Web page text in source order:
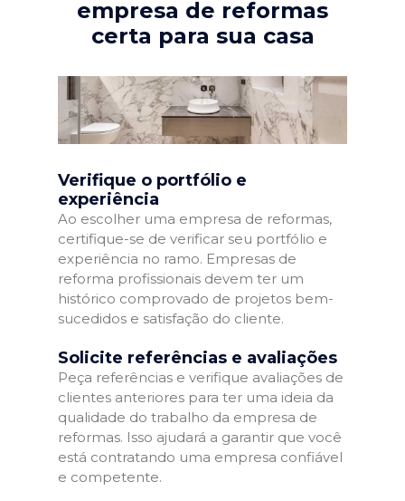
empresa de reformas
certa para sua casa
Verifique o portfólio e
experiência
Ao escolher uma empresa de reformas,
certifique-se de verificar seu portfólio e
experiência no ramo. Empresas de
reforma profissionais devem ter um
histórico comprovado de projetos bem-
sucedidos e satisfação do cliente.
Solicite referências e avaliações
Peça referências e verifique avaliações de
clientes anteriores para ter uma ideia da
qualidade do trabalho da empresa de
reformas. Isso ajudará a garantir que você
está contratando uma empresa confiável
e competente.